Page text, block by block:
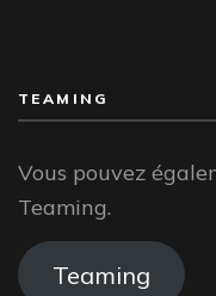
TEAMING
Vous pouvez
Teaming.
Teaming